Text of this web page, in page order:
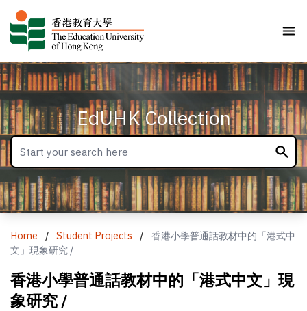
EdUHK Collection
Home / Student Projects /
香港小學普通話教材中的「港式中
文」現象研究 /
香港小學普通話教材中的「港式中文」現
象研究 /